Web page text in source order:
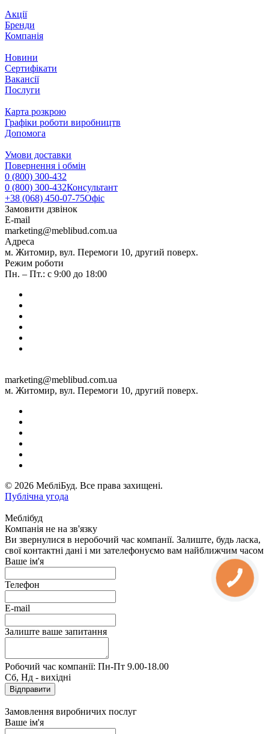
Акції
Бренди
Компанія
Новини
Сертифікати
Вакансії
Послуги
Карта розкрою
Графіки роботи виробництв
Допомога
Умови доставки
Повернення і обмін
0 (800) 300-432
0 (800) 300-432Консультант
+38 (068) 450-07-75Офіс
Замовити дзвінок
E-mail
marketing@meblibud.com.ua
Адреса
м. Житомир, вул. Перемоги 10, другий поверх.
Режим роботи
Пн. – Пт.: с 9:00 до 18:00
marketing@meblibud.com.ua
м. Житомир, вул. Перемоги 10, другий поверх.
© 2026 МебліБуд. Все права захищені.
Публічна угода
Меблібуд
Компанія не на зв'язку
Ви звернулися в неробочий час компанії. Залиште, будь ласка,
свої контактні дані і ми зателефонуємо вам найближчим часом
Ваше ім'я
Телефон
E-mail
Залиште ваше запитання
Робочий час компанії: Пн-Пт 9.00-18.00
Сб, Нд - вихідні
Замовлення виробничих послуг
Ваше ім'я